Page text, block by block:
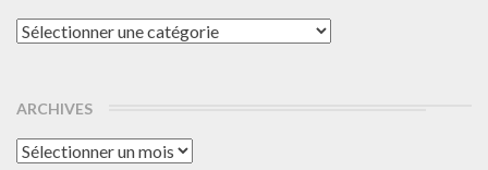
Catégories
ARCHIVES
Archives